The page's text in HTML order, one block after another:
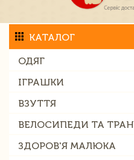
КАТАЛОГ
ОДЯГ
ІГРАШКИ
ВЗУТТЯ
ВЕЛОСИПЕДИ ТА
ЗДОРОВ'Я МАЛЮКА